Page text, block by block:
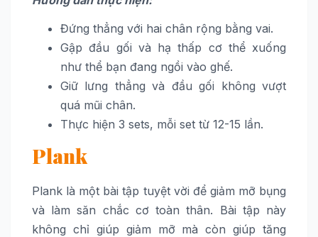
Đứng thẳng với hai chân rộng bằng vai.
Gập đầu gối và hạ thấp cơ thể xuống
như thể bạn đang ngồi vào ghế.
Giữ lưng thẳng và đầu gối không vượt
quá mũi chân.
Thực hiện 3 sets, mỗi set từ 12-15 lần.
Plank
Plank là một bài tập tuyệt vời để giảm mỡ bụng
và làm săn chắc cơ toàn thân. Bài tập này
không chỉ giúp giảm mỡ mà còn giúp tăng